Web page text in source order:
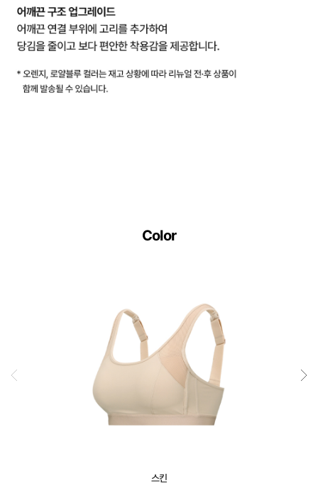
Color
스킨